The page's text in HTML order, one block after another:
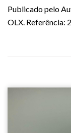
Publicado pelo
OLX. Referência: